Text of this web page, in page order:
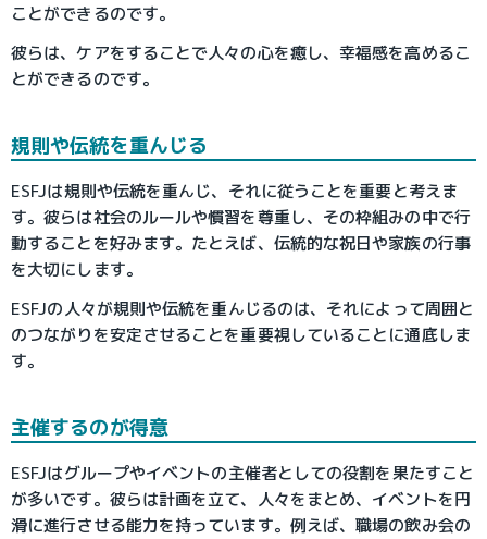
ことができるのです。
彼らは、ケアをすることで人々の心を癒し、幸福感を高めるこ
とができるのです。
規則や伝統を重んじる
ESFJは規則や伝統を重んじ、それに従うことを重要と考えま
す。彼らは社会のルールや慣習を尊重し、その枠組みの中で行
動することを好みます。たとえば、伝統的な祝日や家族の行事
を大切にします。
ESFJの人々が規則や伝統を重んじるのは、それによって周囲と
のつながりを安定させることを重要視していることに通底しま
す。
主催するのが得意
ESFJはグループやイベントの主催者としての役割を果たすこと
が多いです。彼らは計画を立て、人々をまとめ、イベントを円
滑に進行させる能力を持っています。例えば、職場の飲み会の